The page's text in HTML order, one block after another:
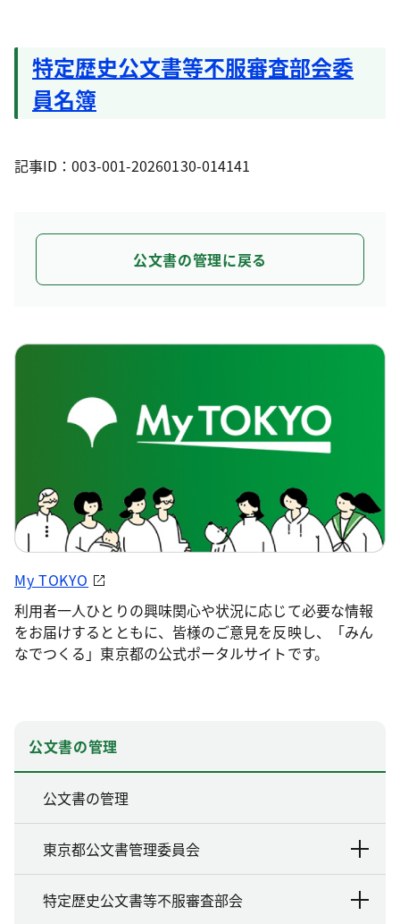
特定歴史公文書等不服審査部会委
員名簿
記事ID：003-001-20260130-014141
公文書の管理に戻る
My TOKYO
利用者一人ひとりの興味関心や状況に応じて必要な情報
をお届けするとともに、皆様のご意見を反映し、「みん
なでつくる」東京都の公式ポータルサイトです。
公文書の管理
公文書の管理
東京都公文書管理委員会
特定歴史公文書等不服審査部会